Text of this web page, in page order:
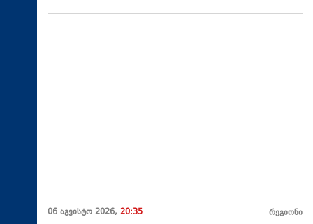
06 აგვისტო 2026, 20:35 რეგიონი